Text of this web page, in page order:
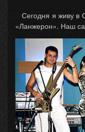
Сегодня я живу в
«Ланжерон». Наш